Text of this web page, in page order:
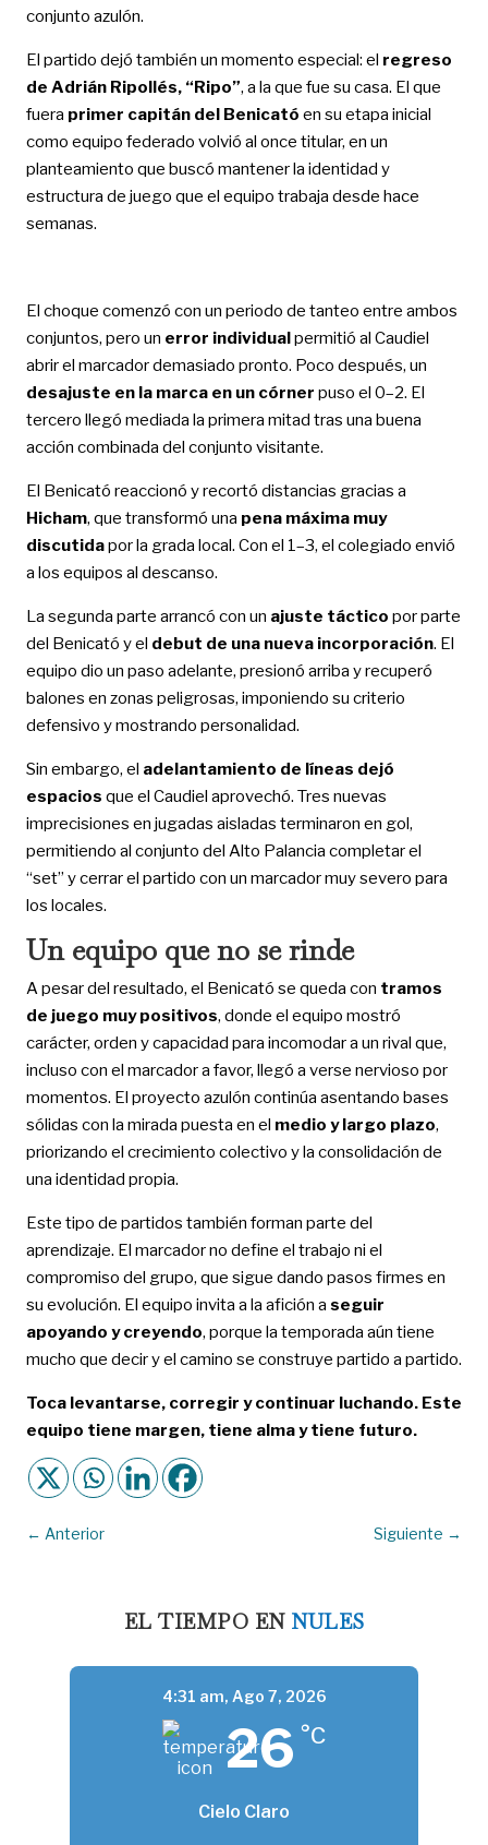
conjunto azulón.
El partido dejó también un momento especial: el regreso
de Adrián Ripollés, “Ripo”, a la que fue su casa. El que
fuera primer capitán del Benicató en su etapa inicial
como equipo federado volvió al once titular, en un
planteamiento que buscó mantener la identidad y
estructura de juego que el equipo trabaja desde hace
semanas.
El choque comenzó con un periodo de tanteo entre ambos
conjuntos, pero un error individualpermitió al Caudiel
abrir el marcador demasiado pronto. Poco después, un
desajuste en la marca en un córner puso el 0–2. El
tercero llegó mediada la primera mitad tras una buena
acción combinada del conjunto visitante.
El Benicató reaccionó y recortó distancias gracias a
Hicham, que transformó una pena máxima muy
discutidapor la grada local. Con el 1–3, el colegiado envió
a los equipos al descanso.
La segunda parte arrancó con un ajuste táctico por parte
del Benicató y el debut de una nueva incorporación. El
equipo dio un paso adelante, presionó arriba y recuperó
balones en zonas peligrosas, imponiendo su criterio
defensivo y mostrando personalidad.
Sin embargo, el adelantamiento de líneas dejó
espacios que el Caudiel aprovechó. Tres nuevas
imprecisiones en jugadas aisladas terminaron en gol,
permitiendo al conjunto del Alto Palancia completar el
“set” y cerrar el partido con un marcador muy severo para
los locales.
Un equipo que no se rinde
A pesar del resultado, el Benicató se queda con tramos
de juego muy positivos, donde el equipo mostró
carácter, orden y capacidad para incomodar a un rival que,
incluso con el marcador a favor, llegó a verse nervioso por
momentos. El proyecto azulón continúa asentando bases
sólidas con la mirada puesta en el medio y largo plazo,
priorizando el crecimiento colectivo y la consolidación de
una identidad propia.
Este tipo de partidos también forman parte del
aprendizaje. El marcador no define el trabajo ni el
compromiso del grupo, que sigue dando pasos firmes en
su evolución. El equipo invita a la afición a seguir
apoyando y creyendo, porque la temporada aún tiene
mucho que decir y el camino se construye partido a partido.
Toca levantarse, corregir y continuar luchando. Este
equipo tiene margen, tiene alma y tiene futuro.
← Anterior Siguiente →
EL TIEMPO EN NULES
4:31 am, Ago 7, 2026
26 °C
Cielo Claro